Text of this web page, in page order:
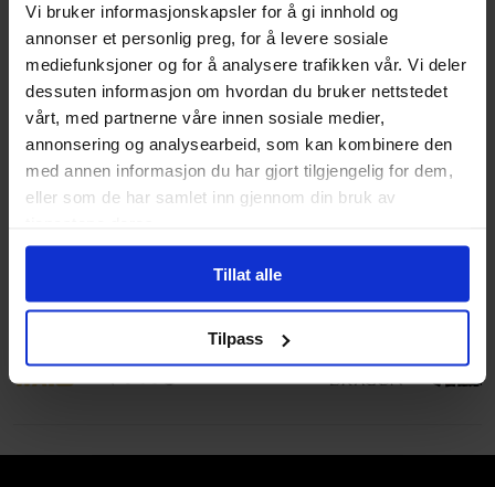
Vi bruker informasjonskapsler for å gi innhold og
annonser et personlig preg, for å levere sosiale
mediefunksjoner og for å analysere trafikken vår. Vi deler
dessuten informasjon om hvordan du bruker nettstedet
vårt, med partnerne våre innen sosiale medier,
annonsering og analysearbeid, som kan kombinere den
med annen informasjon du har gjort tilgjengelig for dem,
eller som de har samlet inn gjennom din bruk av
Tillat alle
Tilpass
Lanseringsdato
(dd.mm.yyyy)
19.02.2015
Volum
16
Aldersgruppe
Voksen
Illustrasjoner
1 Illustrations
Avansert Format
Paperback
Uvisst